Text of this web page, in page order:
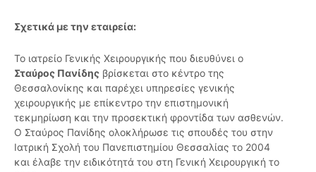
Σχετικά με την εταιρεία:
Το ιατρείο Γενικής Χειρουργικής που διευθύνει ο
Σταύρος Πανίδης βρίσκεται στο κέντρο της
Θεσσαλονίκης και παρέχει υπηρεσίες γενικής
χειρουργικής με επίκεντρο την επιστημονική
τεκμηρίωση και την προσεκτική φροντίδα των ασθενών.
Ο Σταύρος Πανίδης ολοκλήρωσε τις σπουδές του στην
Ιατρική Σχολή του Πανεπιστημίου Θεσσαλίας το 2004
και έλαβε την ειδικότητά του στη Γενική Χειρουργική το